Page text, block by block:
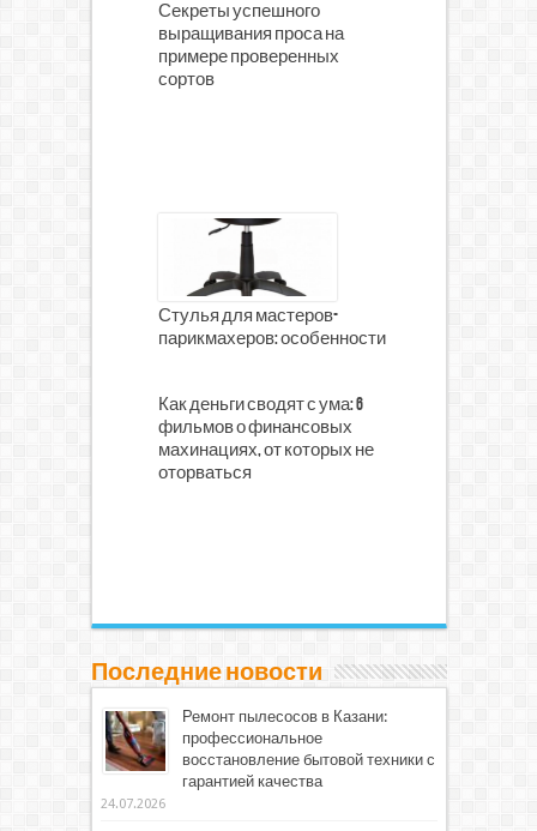
Секреты успешного
выращивания проса на
примере проверенных
сортов
Стулья для мастеров-
парикмахеров: особенности
Как деньги сводят с ума: 6
фильмов о финансовых
махинациях, от которых не
оторваться
Последние новости
Ремонт пылесосов в Казани:
профессиональное
восстановление бытовой техники с
гарантией качества
24.07.2026